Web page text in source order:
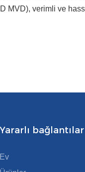
MVD), verimli ve
yeni ürün ödülüne
● Kontrol
Yararlı bağlantılar
Ev